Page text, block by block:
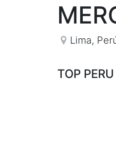
Lima,
TOP PERU